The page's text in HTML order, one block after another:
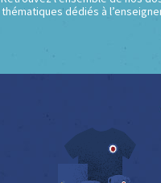
thématiques dédiés à